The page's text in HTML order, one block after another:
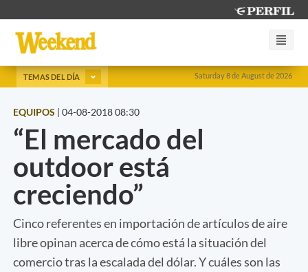
Saturday 8 de August de 2026
TEMAS DEL DÍA
EQUIPOS | 04-08-2018 08:30
“El mercado del
outdoor está
creciendo”
Cinco referentes en importación de artículos de aire
libre opinan acerca de cómo está la situación del
comercio tras la escalada del dólar. Y cuáles son las